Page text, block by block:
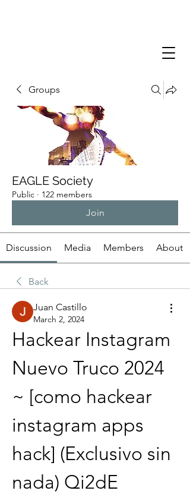
Groups
EAGLE Society
Public · 122 members
Join
Discussion Media Members About
Back
Juan Castillo
March 2, 2024
Hackear Instagram
Nuevo Truco 2024
~ [como hackear
instagram apps
hack] (Exclusivo sin
nada) Qi2dE